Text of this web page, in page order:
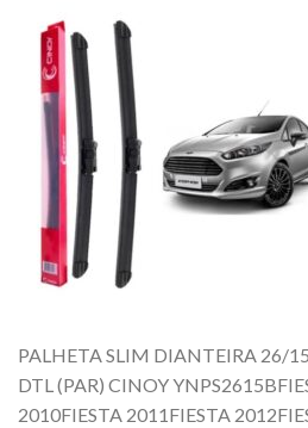
PALHETA SLIM DIANTEIRA 26/
DTL (PAR) CINOY
2010FIESTA 2011FIESTA